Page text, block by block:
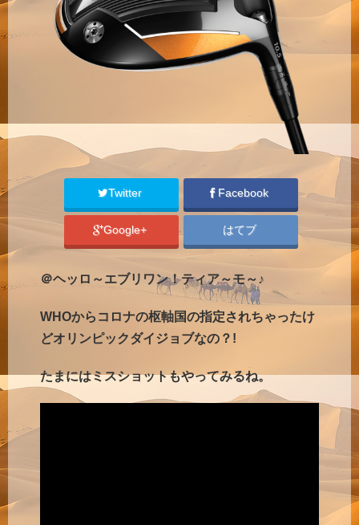
Twitter Facebook
Google+ はてブ
＠ヘッロ～エブリワン！ティア～モ～♪
WHOからコロナの枢軸国の指定されちゃったけ
どオリンピックダイジョブなの？!
たまにはミスショットもやってみるね。